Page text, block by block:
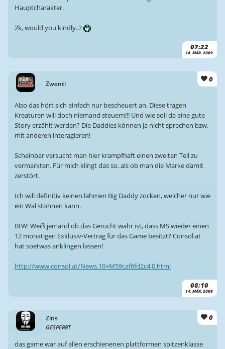
07:22
14. MÄR. 2009
Hauptcharakter.
2k, would you kindly..?
Zwenti
0
08:10
14. MÄR. 2009
Also das hört sich einfach nur bescheuert an. Diese trägen
Kreaturen will doch niemand steuern!!! Und wie soll da eine gute
Story erzählt werden? Die Daddies können ja nicht sprechen bzw.
mit anderen interagieren!
Scheinbar versucht man hier krampfhaft einen zweiten Teil zu
vermarkten. Für mich klingt das so, als ob man die Marke damit
zerstört.
Ich will definitiv keinen lahmen Big Daddy zocken, welcher nur wie
ein Wal stöhnen kann.
BtW: Weiß jemand ob das Gerücht wahr ist, dass MS wieder einen
12 monatigen Exklusiv-Vertrag für das Game besitzt? Consol.at
hat soetwas anklingen lassen!
http://www.consol.at/News.10+M59caf6fd2c4.0.html
Zins
GESPERRT
0
das game war auf allen erschienenen plattformen spitzenklasse